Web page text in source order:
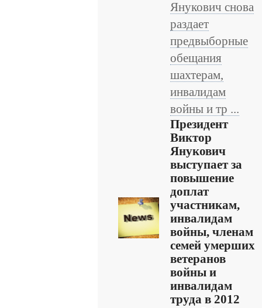
Янукович снова
раздает
предвыборные
обещания
шахтерам,
инвалидам
войны и тр ...
Президент
Виктор
Янукович
выступает за
повышение
доплат
участникам,
инвалидам
войны, членам
семей умерших
ветеранов
войны и
инвалидам
труда в 2012